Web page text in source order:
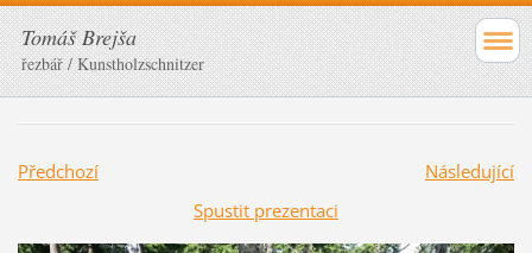
Tomáš Brejša
řezbář / Kunstholzschnitzer
Předchozí
Následující
Spustit prezentaci